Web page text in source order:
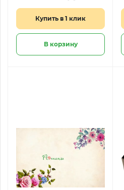
Купить в 1 клик
В корзину